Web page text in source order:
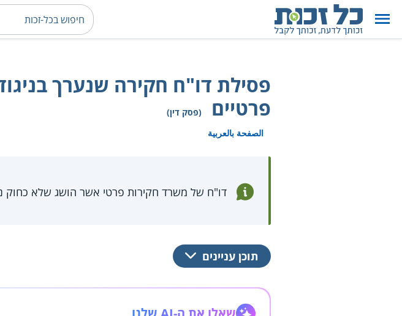
פסילת דו"ח חקירה שנערך
פרטיים
(פסק דין)
الصفحة بالعربية
דו"ח של משרד חקירות פרטי אשר הושג שלא
תוכן עניינים